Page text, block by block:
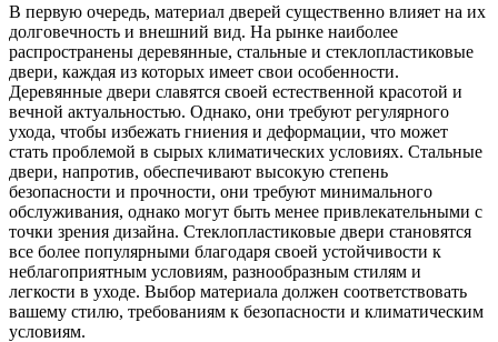
В первую очередь, материал дверей существенно влияет на их
долговечность и внешний вид. На рынке наиболее
распространены деревянные, стальные и стеклопластиковые
двери, каждая из которых имеет свои особенности.
Деревянные двери славятся своей естественной красотой и
вечной актуальностью. Однако, они требуют регулярного
ухода, чтобы избежать гниения и деформации, что может
стать проблемой в сырых климатических условиях. Стальные
двери, напротив, обеспечивают высокую степень
безопасности и прочности, они требуют минимального
обслуживания, однако могут быть менее привлекательными с
точки зрения дизайна. Стеклопластиковые двери становятся
все более популярными благодаря своей устойчивости к
неблагоприятным условиям, разнообразным стилям и
легкости в уходе. Выбор материала должен соответствовать
вашему стилю, требованиям к безопасности и климатическим
условиям.